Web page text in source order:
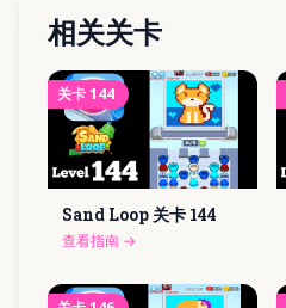
相关关卡
关卡144
Sand Loop 关卡 144
查看指南 →